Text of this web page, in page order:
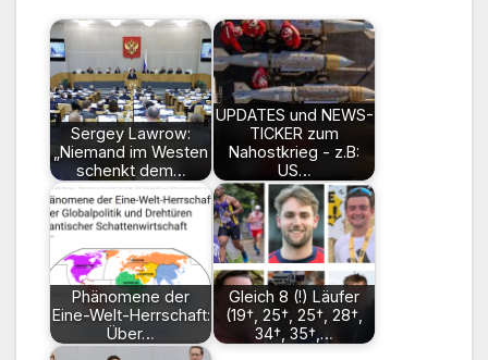
Sergey Lawrow:
„Niemand im Westen
schenkt dem…
UPDATES und NEWS-
TICKER zum
Nahostkrieg - z.B:
US…
Phänomene der
Eine-Welt-Herrschaft:
Über…
Gleich 8 (!) Läufer
(19†, 25†, 25†, 28†,
34†, 35†,…